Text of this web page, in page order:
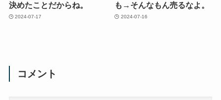
決めたことだからね。
2024-07-17
も→そんなもん売るなよ。
2024-07-16
コメント